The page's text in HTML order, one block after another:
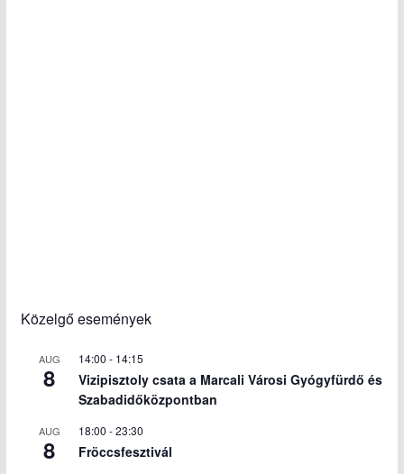
Közelgő események
AUG
8
14:00 - 14:15
Vizipisztoly csata a Marcali Városi Gyógyfürdő és
Szabadidőközpontban
AUG
8
18:00 -23:30
Fröccsfesztivál